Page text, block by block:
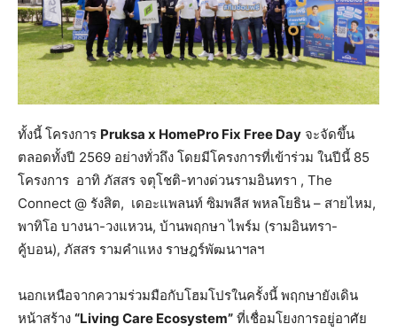
ทั้งนี้ โครงการ Pruksa x HomePro Fix Free Day จะจัดขึ้น
ตลอดทั้งปี 2569 อย่างทั่วถึง โดยมีโครงการที่เข้าร่วม ในปีนี้ 85
โครงการ อาทิ ภัสสร จตุโชติ-ทางด่วนรามอินทรา , The
Connect @ รังสิต, เดอะแพลนท์ ซิมพลีส พหลโยธิน – สายไหม,
พาทิโอ บางนา-วงแหวน, บ้านพฤกษา ไพร์ม (รามอินทรา-
คู้บอน), ภัสสร รามคำแหง ราษฎร์พัฒนาฯลฯ
นอกเหนือจากความร่วมมือกับโฮมโปรในครั้งนี้ พฤกษายังเดิน
หน้าสร้าง “Living Care Ecosystem” ที่เชื่อมโยงการอยู่อาศัย